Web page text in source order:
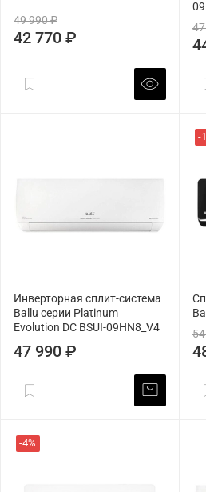
49 990 ₽
42 770 ₽
Инверторная сплит-система
Ballu серии Platinum
Evolution DC BSUI-09HN8_V4
47 990 ₽
-
-4%